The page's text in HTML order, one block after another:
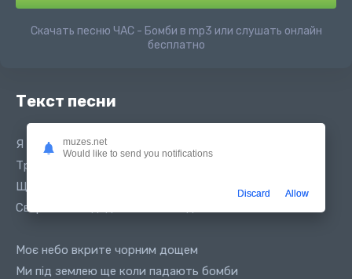
Скачать песню ЧАС - Бомби в mp3 или слушать онлайн
бесплатно
Текст песни
Я не розумію що принесли вітри
Треба чомусь лягти падають бомби
Що то за такі є хвилі важкі
Сваряться ті дядьки на нас падають бомби
Моє небо вкрите чорним дощем
Ми під землею ще коли падають бомби
muzes.net
Would like to send you notifications
Discard Allow